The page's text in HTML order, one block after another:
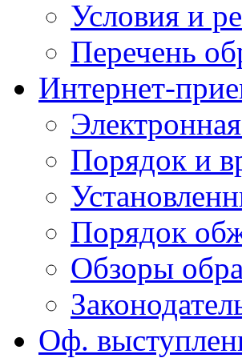
Условия и
Перечень
Интернет-
Порядок и
Порядок
Обзоры
Оф.